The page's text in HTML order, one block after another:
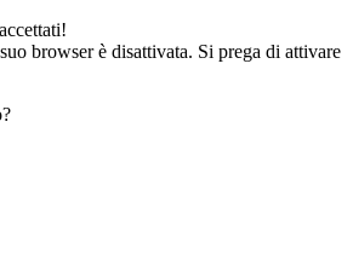
browser è disattivata. Si prega di attivare